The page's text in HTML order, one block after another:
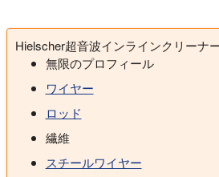
Hielscher超音波インラインクリーナ
無限のプロフィール
ワイヤー
ロッド
繊維
スチールワイヤー